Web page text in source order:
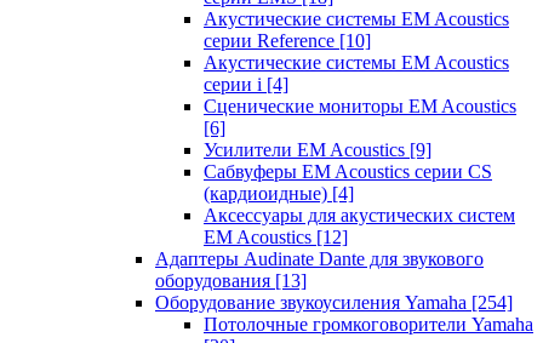
Акустические системы EM Acoustics
серии Reference [10]
Акустические системы EM Acoustics
серии i [4]
Сценические мониторы EM Acoustics
[6]
Усилители EM Acoustics [9]
Сабвуферы EM Acoustics серии CS
(кардиоидные) [4]
Аксессуары для акустических систем
EM Acoustics [12]
Адаптеры Audinate Dante для звукового
оборудования [13]
Оборудование звукоусиления Yamaha [254]
Потолочные громкоговорители Yamaha